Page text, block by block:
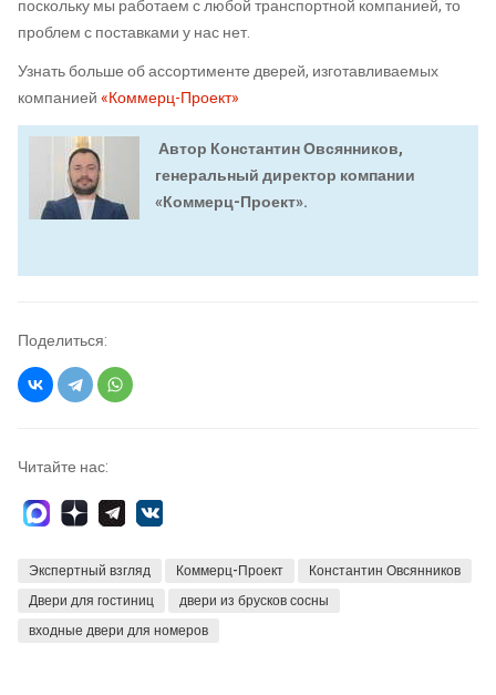
поскольку мы работаем с любой транспортной компанией, то
проблем с поставками у нас нет.
Узнать больше об ассортименте дверей, изготавливаемых
компанией«Коммерц-Проект»
Автор Константин Овсянников,
генеральный директор компании
«Коммерц-Проект».
Поделиться:
Читайте нас:
Экспертный взгляд Коммерц-Проект
Константин Овсянников
Двери для гостиниц
двери из брусков сосны
входные двери для номеров